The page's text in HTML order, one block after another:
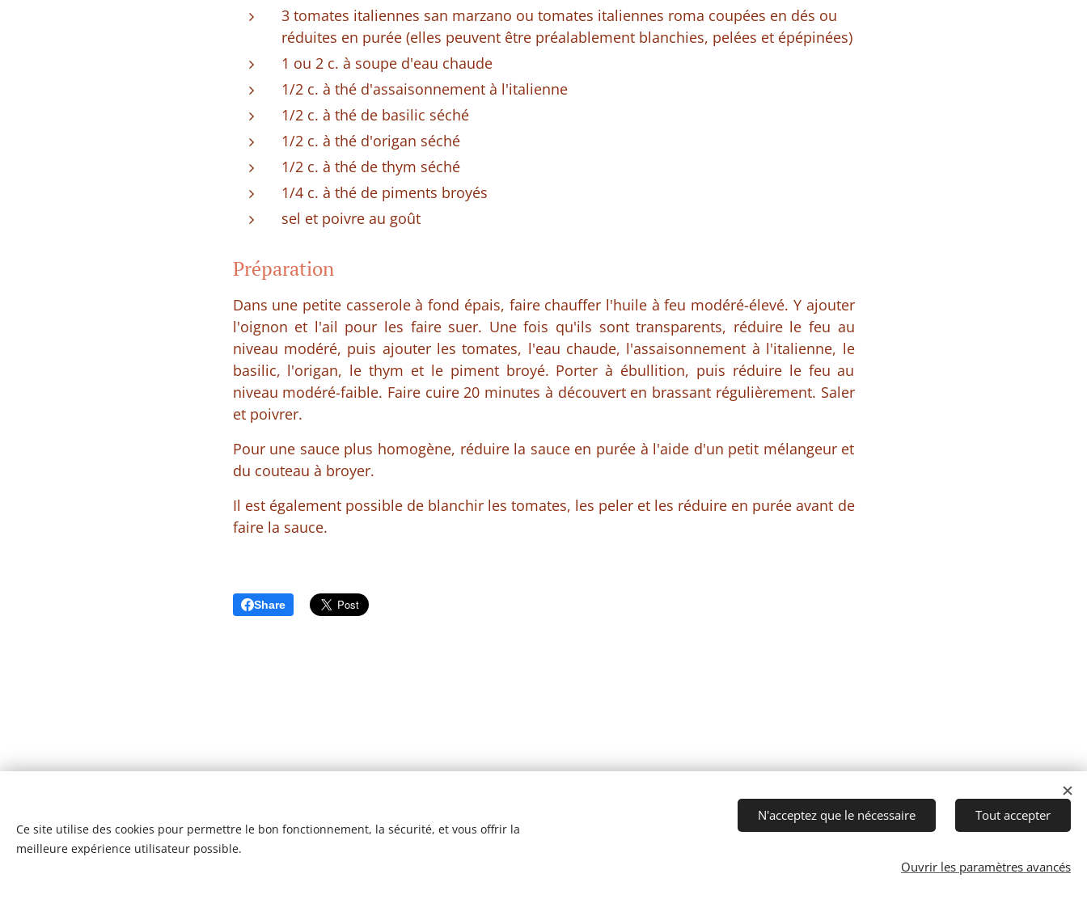
3 tomates italiennes san marzano ou tomates italiennes roma coupées en dés ou
réduites en purée (elles peuvent être préalablement blanchies, pelées et épépinées)
1 ou 2 c. à soupe d'eau chaude
1/2 c. à thé d'assaisonnement à l'italienne
1/2 c. à thé de basilic séché
1/2 c. à thé d'origan séché
1/2 c. à thé de thym séché
1/4 c. à thé de piments broyés
sel et poivre au goût
Préparation
Dans une petite casserole à fond épais, faire chauffer l'huile à feu modéré-élevé. Y ajouter
l'oignon et l'ail pour les faire suer. Une fois qu'ils sont transparents, réduire le feu au
niveau modéré, puis ajouter les tomates, l'eau chaude, l'assaisonnement à l'italienne, le
basilic, l'origan, le thym et le piment broyé. Porter à ébullition, puis réduire le feu au
niveau modéré-faible. Faire cuire 20 minutes à découvert en brassant régulièrement. Saler
et poivrer.
Pour une sauce plus homogène, réduire la sauce en purée à l'aide d'un petit mélangeur et
du couteau à broyer.
Il est également possible de blanchir les tomates, les peler et les réduire en purée avant de
faire la sauce.
Share
Ce site utilise des cookies pour permettre le bon fonctionnement, la sécurité, et vous offrir la
meilleure expérience utilisateur possible.
N'acceptez que le nécessaire Tout accepter
Ouvrir les paramètres avancés